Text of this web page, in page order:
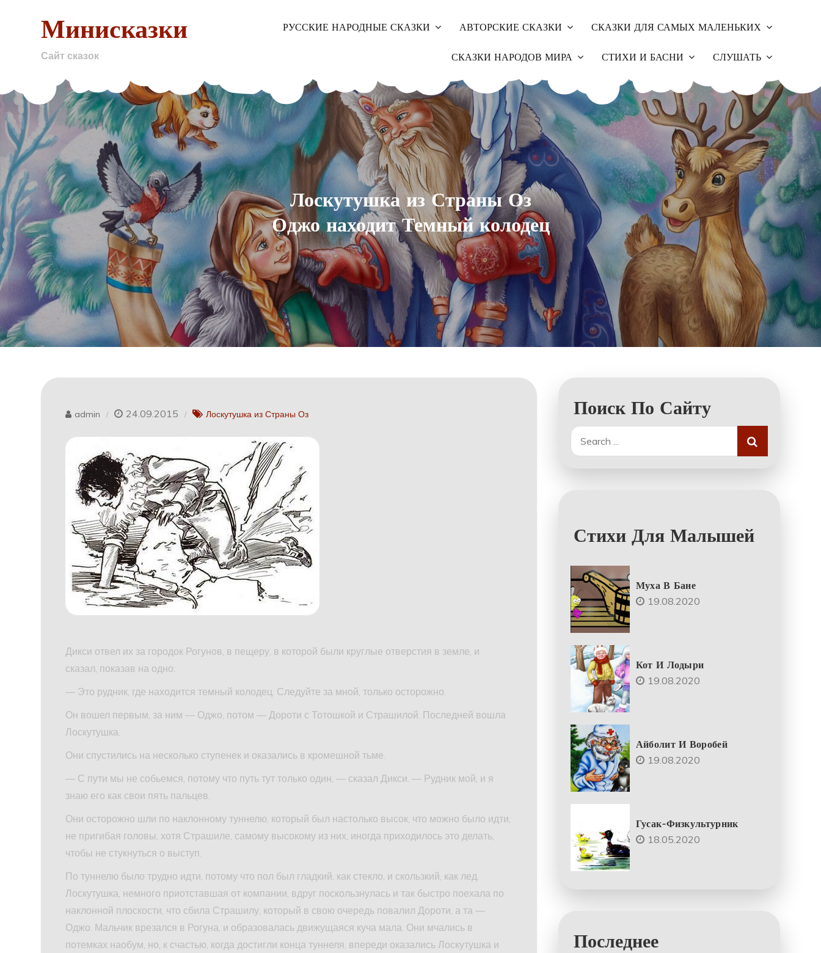
Минисказки
Сайт сказок
РУССКИЕ НАРОДНЫЕ СКАЗКИ АВТОРСКИЕ СКАЗКИ СКАЗКИ ДЛЯ САМЫХ МАЛЕНЬКИХ
СКАЗКИ НАРОДОВ МИРА СТИХИ И БАСНИ СЛУШАТЬ
Лоскутушка из Страны Оз
Оджо находит Темный колодец
admin 24.09.2015 Лоскутушка из Страны Оз
Дикси отвел их за городок Рогунов, в пещеру, в которой были круглые отверстия в земле, и
сказал, показав на одно:
— Это рудник, где находится темный колодец. Следуйте за мной, только осторожно.
Он вошел первым, за ним — Оджо, потом — Дороти с Тотошкой и Страшилой. Последней вошла
Лоскутушка.
Они спустились на несколько ступенек и оказались в кромешной тьме.
— С пути мы не собьемся, потому что путь тут только один, — сказал Дикси. — Рудник мой, и я
знаю его как свои пять пальцев.
Они осторожно шли по наклонному туннелю, который был настолько высок, что можно было идти,
не пригибая головы, хотя Страшиле, самому высокому из них, иногда приходилось это делать,
чтобы не стукнуться о выступ.
По туннелю было трудно идти, потому что пол был гладкий, как стекло, и скользкий, как лед.
Лоскутушка, немного приотставшая от компании, вдруг поскользнулась и так быстро поехала по
наклонной плоскости, что сбила Страшилу, который в свою очередь повалил Дороти, а та —
Оджо. Мальчик врезался в Рогуна, и образовалась движущаяся куча мала. Они мчались в
потемках наобум, но, к счастью, когда достигли конца туннеля, впереди оказались Лоскутушка и
Поиск По Сайту
Search
for:
Стихи Для Малышей
Муха В Бане
19.08.2020
Кот И Лодыри
19.08.2020
Айболит И Воробей
19.08.2020
Гусак-Физкультурник
18.05.2020
Последнее